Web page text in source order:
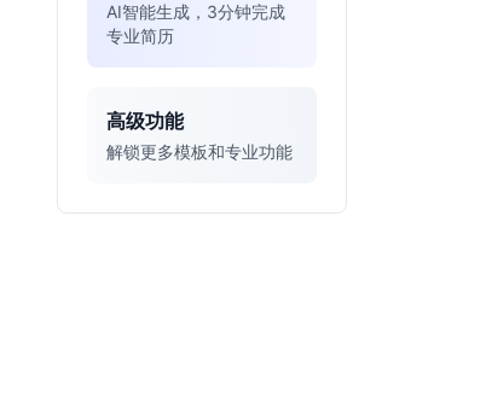
AI智能生成，3分钟完成
专业简历
高级功能
解锁更多模板和专业功能